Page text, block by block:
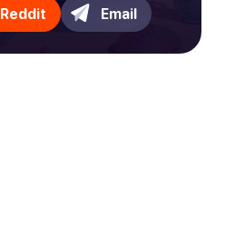
Reddit Email